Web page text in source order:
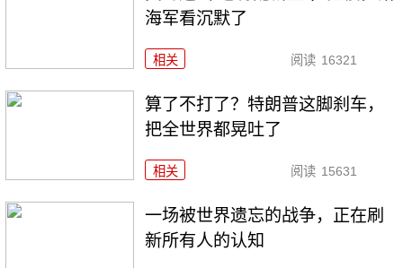
海军看沉默了
相关 阅读 16321
算了不打了？特朗普这脚刹车，
把全世界都晃吐了
相关 阅读 15631
一场被世界遗忘的战争，正在刷
新所有人的认知